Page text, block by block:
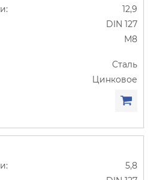
12,9
DIN 127
М8
Сталь
Цинковое
5,8